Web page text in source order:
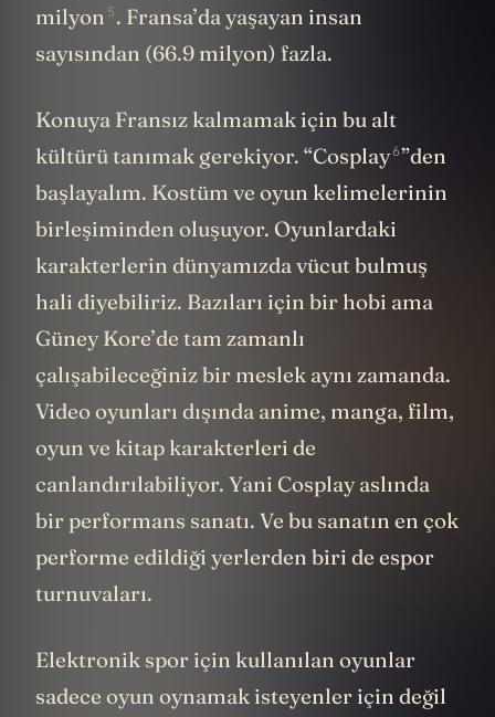
milyon 5. Fransa’da yaşayan insan
sayısından (66.9 milyon) fazla.
Konuya Fransız kalmamak için bu alt
kültürü tanımak gerekiyor. “Cosplay6”den
başlayalım. Kostüm ve oyun kelimelerinin
birleşiminden oluşuyor. Oyunlardaki
karakterlerin dünyamızda vücut bulmuş
hali diyebiliriz. Bazıları için bir hobi ama
Güney Kore’de tam zamanlı
çalışabileceğiniz bir meslek aynı zamanda.
Video oyunları dışında anime, manga, film,
oyun ve kitap karakterleri de
canlandırılabiliyor. Yani Cosplay aslında
bir performans sanatı. Ve bu sanatın en çok
performe edildiği yerlerden biri de espor
turnuvaları.
Elektronik spor için kullanılan oyunlar
sadece oyun oynamak isteyenler için değil